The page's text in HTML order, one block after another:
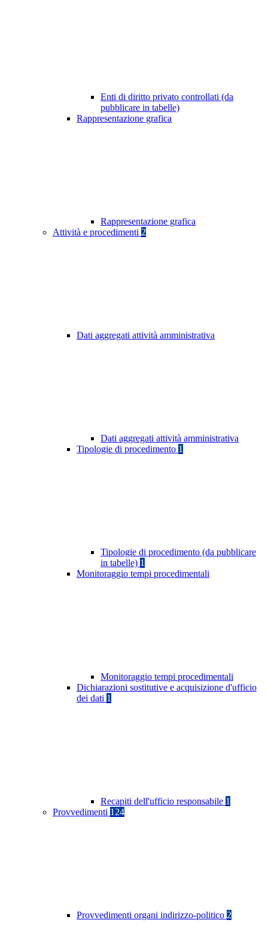
Enti di diritto privato controllati (da
pubblicare in tabelle)
Rappresentazione grafica
Rappresentazione grafica
Attività e procedimenti 2
Dati aggregati attività amministrativa
Dati aggregati attività amministrativa
Tipologie di procedimento 1
Tipologie di procedimento (da pubblicare
in tabelle) 1
Monitoraggio tempi procedimentali
Monitoraggio tempi procedimentali
Dichiarazioni sostitutive e acquisizione d'ufficio
dei dati 1
Recapiti dell'ufficio responsabile 1
Provvedimenti 124
Provvedimenti organi indirizzo-politico 2